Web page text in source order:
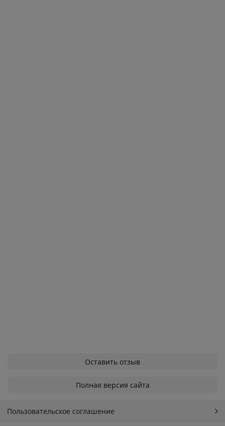
Оставить отзыв
Полная версия сайта
Пользовательское соглашение